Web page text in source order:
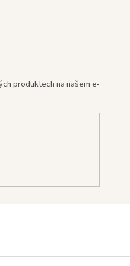
produktech na našem e-